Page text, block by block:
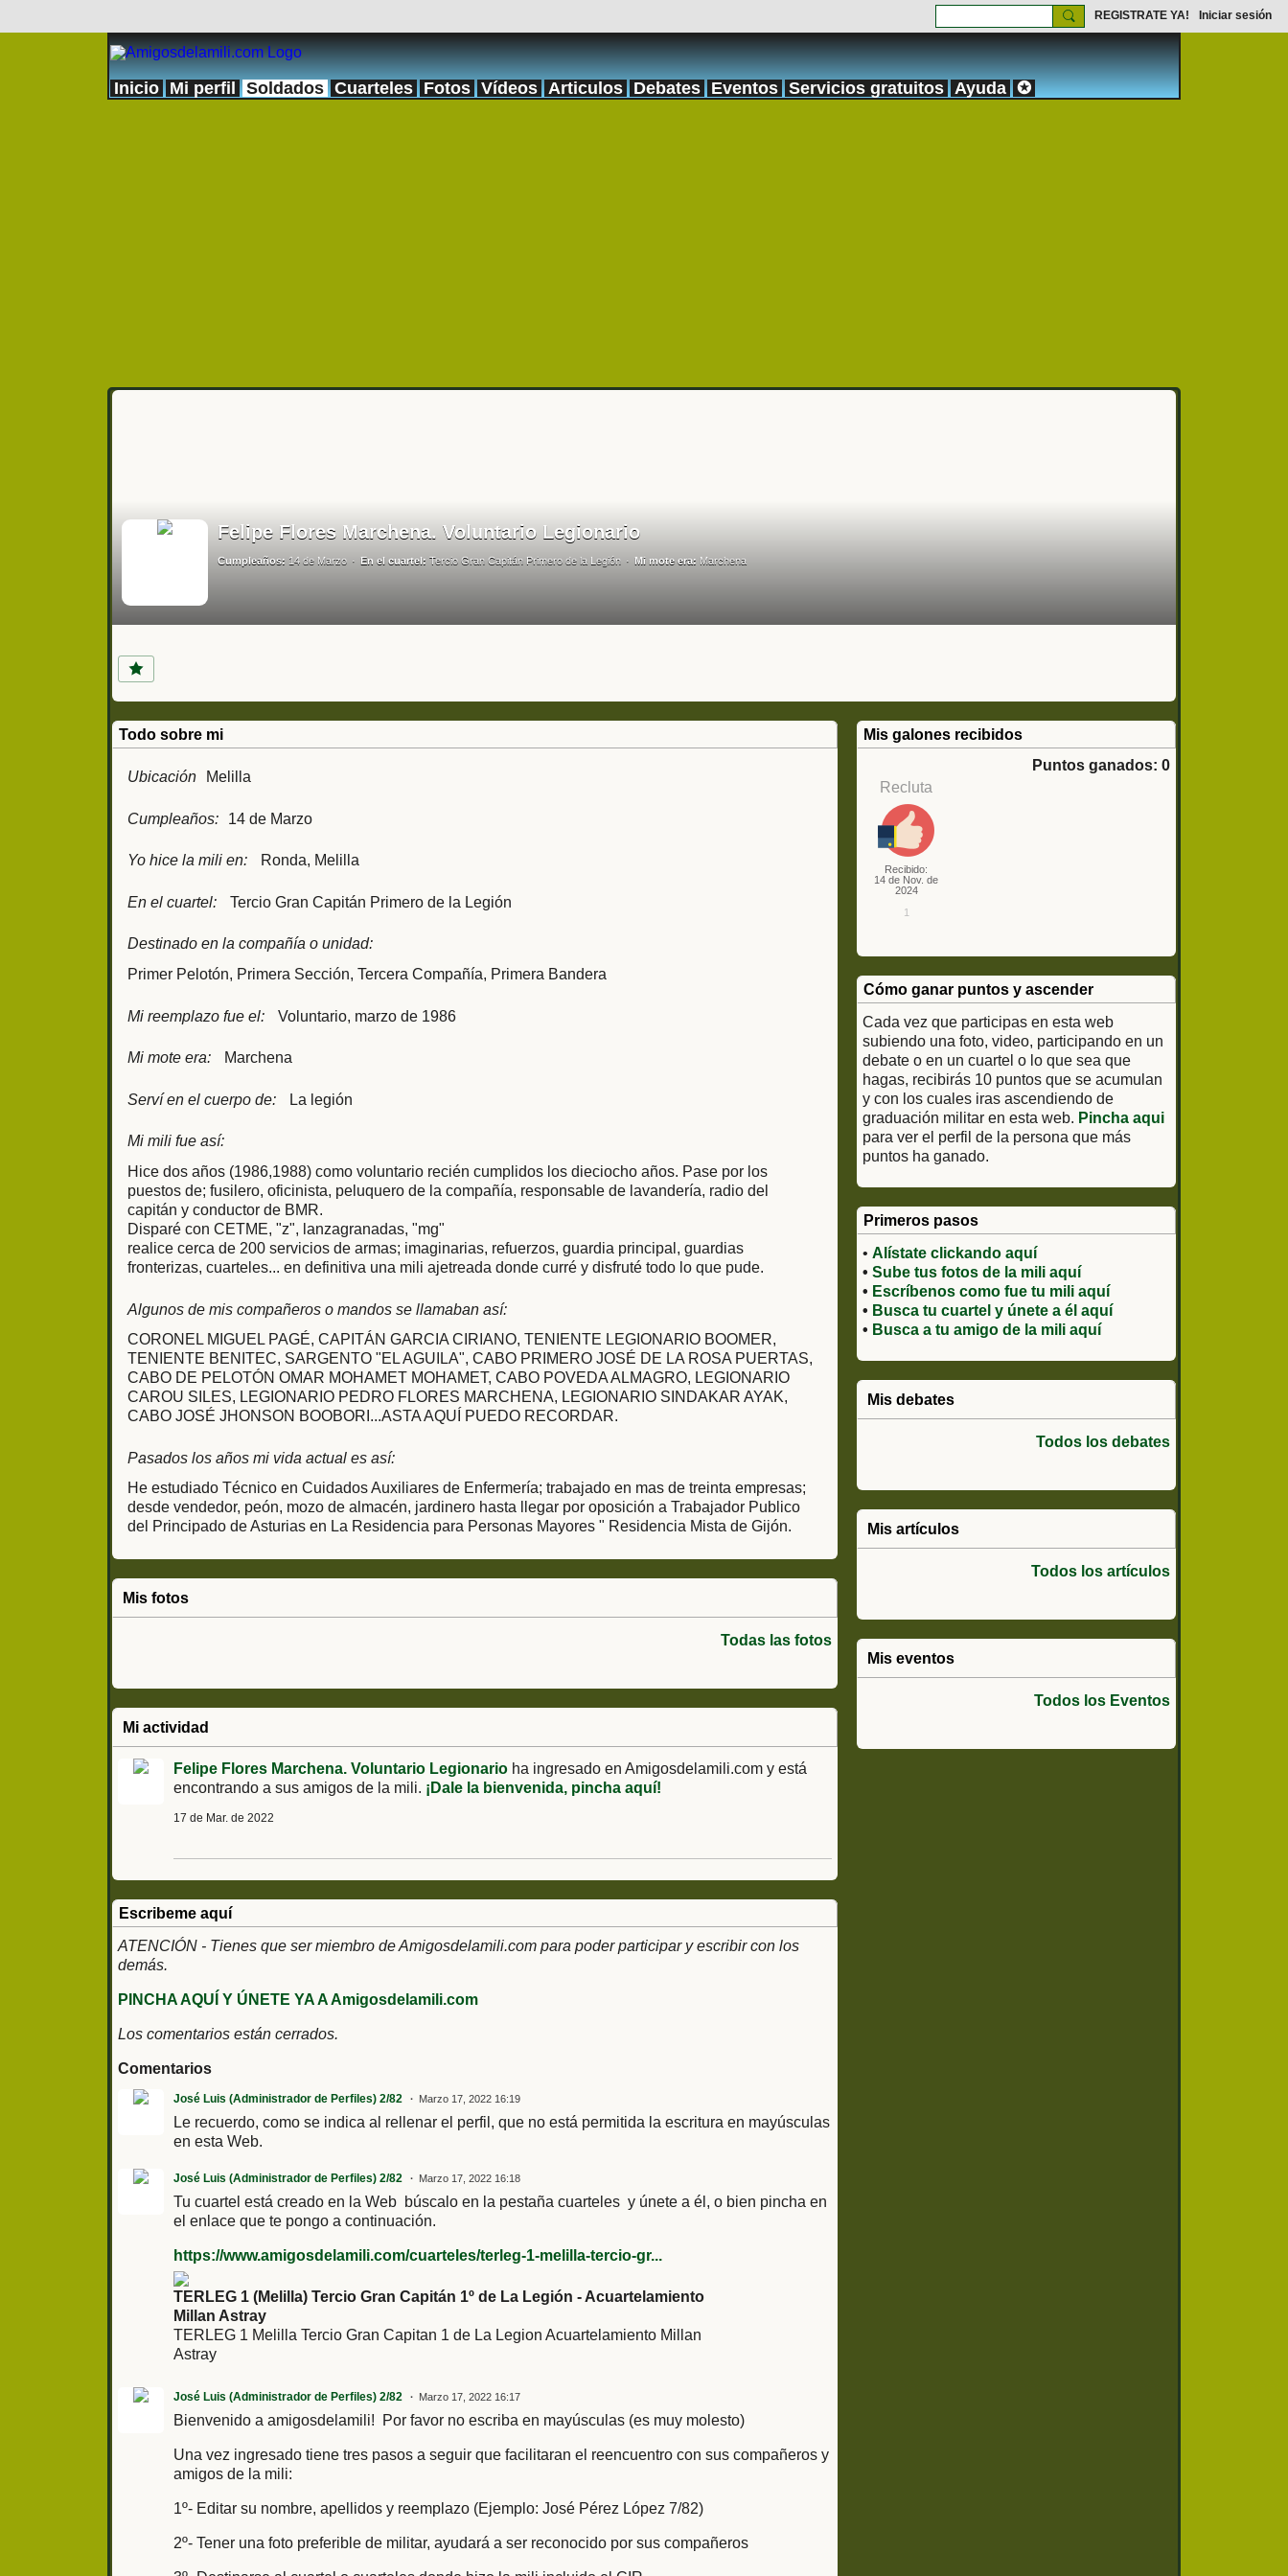
REGISTRATE YA! Iniciar sesión
Inicio Mi perfil Soldados Cuarteles Fotos Vídeos Articulos Debates Eventos Servicios gratuitos Ayuda ✪
Felipe Flores Marchena. Voluntario Legionario
Cumpleaños: 14 de Marzo En el cuartel: Tercio Gran Capitán Primero de la Legión Mi mote era: Marchena
Todo sobre mi
Ubicación Melilla
Cumpleaños: 14 de Marzo
Yo hice la mili en: Ronda, Melilla
En el cuartel: Tercio Gran Capitán Primero de la Legión
Destinado en la compañía o unidad:
Primer Pelotón, Primera Sección, Tercera Compañía, Primera Bandera
Mi reemplazo fue el: Voluntario, marzo de 1986
Mi mote era: Marchena
Serví en el cuerpo de: La legión
Mi mili fue así:
Hice dos años (1986,1988) como voluntario recién cumplidos los dieciocho años. Pase por los
puestos de; fusilero, oficinista, peluquero de la compañía, responsable de lavandería, radio del
capitán y conductor de BMR.
Disparé con CETME, "z", lanzagranadas, "mg"
realice cerca de 200 servicios de armas; imaginarias, refuerzos, guardia principal, guardias
fronterizas, cuarteles... en definitiva una mili ajetreada donde curré y disfruté todo lo que pude.
Algunos de mis compañeros o mandos se llamaban así:
CORONEL MIGUEL PAGÉ, CAPITÁN GARCIA CIRIANO, TENIENTE LEGIONARIO BOOMER,
TENIENTE BENITEC, SARGENTO "EL AGUILA", CABO PRIMERO JOSÉ DE LA ROSA PUERTAS,
CABO DE PELOTÓN OMAR MOHAMET MOHAMET, CABO POVEDA ALMAGRO, LEGIONARIO
CAROU SILES, LEGIONARIO PEDRO FLORES MARCHENA, LEGIONARIO SINDAKAR AYAK,
CABO JOSÉ JHONSON BOOBORI...ASTA AQUÍ PUEDO RECORDAR.
Pasados los años mi vida actual es así:
He estudiado Técnico en Cuidados Auxiliares de Enfermería; trabajado en mas de treinta empresas;
desde vendedor, peón, mozo de almacén, jardinero hasta llegar por oposición a Trabajador Publico
del Principado de Asturias en La Residencia para Personas Mayores " Residencia Mista de Gijón.
Mis fotos
Todas las fotos
Mi actividad
Felipe Flores Marchena. Voluntario Legionario ha ingresado en Amigosdelamili.com y está
encontrando a sus amigos de la mili. ¡Dale la bienvenida, pincha aquí!
17 de Mar. de 2022
Escribeme aquí
ATENCIÓN - Tienes que ser miembro de Amigosdelamili.com para poder participar y escribir con los
demás.
PINCHA AQUÍ Y ÚNETE YA A Amigosdelamili.com
Los comentarios están cerrados.
Comentarios
José Luis (Administrador de Perfiles) 2/82 Marzo 17, 2022 16:19
Le recuerdo, como se indica al rellenar el perfil, que no está permitida la escritura en mayúsculas
en esta Web.
José Luis (Administrador de Perfiles) 2/82 Marzo 17, 2022 16:18
Tu cuartel está creado en la Web búscalo en la pestaña cuarteles y únete a él, o bien pincha en
el enlace que te pongo a continuación.
https://www.amigosdelamili.com/cuarteles/terleg-1-melilla-tercio-gr...
TERLEG 1 (Melilla) Tercio Gran Capitán 1º de La Legión - Acuartelamiento
Millan Astray
TERLEG 1 Melilla Tercio Gran Capitan 1 de La Legion Acuartelamiento Millan
Astray
José Luis (Administrador de Perfiles) 2/82 Marzo 17, 2022 16:17
Bienvenido a amigosdelamili! Por favor no escriba en mayúsculas (es muy molesto)
Una vez ingresado tiene tres pasos a seguir que facilitaran el reencuentro con sus compañeros y
amigos de la mili:
1º- Editar su nombre, apellidos y reemplazo (Ejemplo: José Pérez López 7/82)
2º- Tener una foto preferible de militar, ayudará a ser reconocido por sus compañeros
Mis galones recibidos
Puntos ganados: 0
Recluta
Recibido:
14 de Nov. de
2024
1
Cómo ganar puntos y ascender
Cada vez que participas en esta web
subiendo una foto, video, participando en un
debate o en un cuartel o lo que sea que
hagas, recibirás 10 puntos que se acumulan
y con los cuales iras ascendiendo de
graduación militar en esta web. Pincha aqui
para ver el perfil de la persona que más
puntos ha ganado.
Primeros pasos
• Alístate clickando aquí
• Sube tus fotos de la mili aquí
• Escríbenos como fue tu mili aquí
• Busca tu cuartel y únete a él aquí
• Busca a tu amigo de la mili aquí
Mis debates
Todos los debates
Mis artículos
Todos los artículos
Mis eventos
Todos los Eventos